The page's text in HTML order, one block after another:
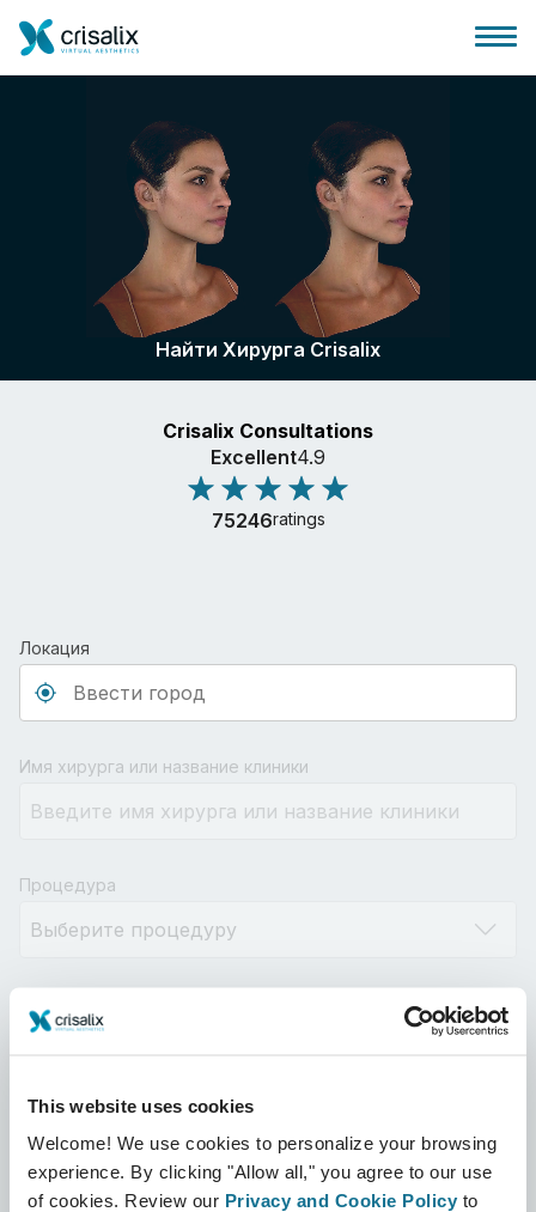
This website uses cookies
Welcome! We use cookies to personalize your browsing
experience. By clicking "Allow all," you agree to our use
of cookies. Review our Privacy and Cookie Policy to
Главная хирурга
Бизнес Платформа
Планы
Отзывы пациентов
Найти Хирурга Crisalix
Crisalix Consultations
Excellent4.9
75246ratings
Локация
Имя хирурга или название клиники
Процедура
Сертификаты
Сертифицировано Crisalix Поиск